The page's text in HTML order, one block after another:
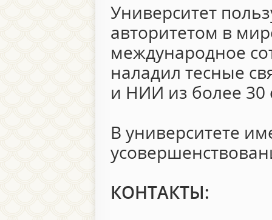
Университет
авторитетом в
международное
наладил тесные
и НИИ из более 30
В университете
КОНТАКТЫ: